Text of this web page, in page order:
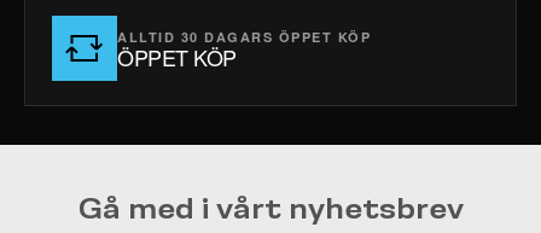
ALLTID 30 DAGARS ÖPPET KÖP
ÖPPET KÖP
Gå med i vårt nyhetsbrev